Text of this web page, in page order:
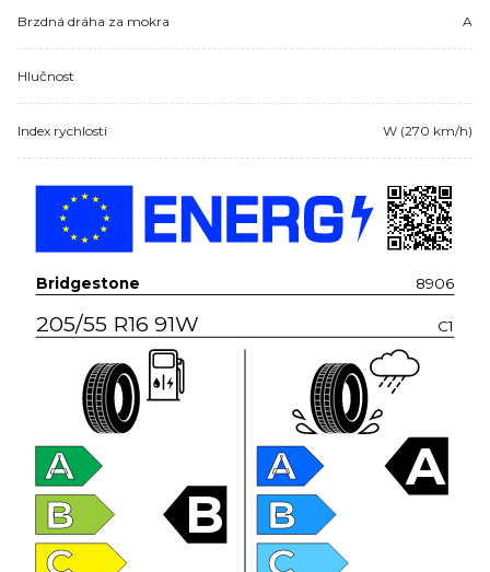
Brzdná dráha za mokra A
Hlučnost
Index rychlosti W (270 km/h)
Bridgestone 8906
205/55 R16 91W C1
A
B
C
B
A
B
C
A